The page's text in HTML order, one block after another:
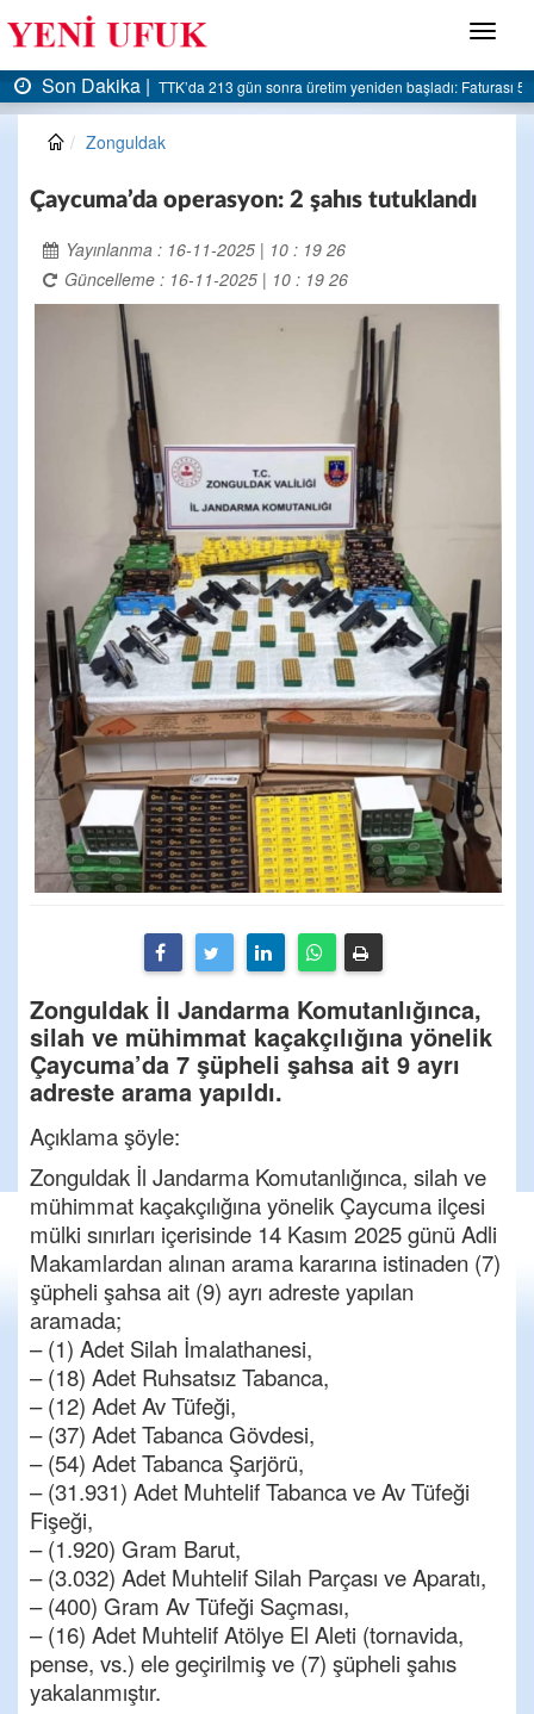
Menü
Son Dakika | AK Parti Ereğli İlçe Başkanlığı’ndan belediyeye sert
Zonguldak
Çaycuma’da operasyon: 2 şahıs tutuklandı
Yayınlanma : 16-11-2025 | 10 : 19 26
Güncelleme : 16-11-2025 | 10 : 19 26
Zonguldak İl Jandarma Komutanlığınca,
silah ve mühimmat kaçakçılığına yönelik
Çaycuma’da 7 şüpheli şahsa ait 9 ayrı
adreste arama yapıldı.
Açıklama şöyle:
Zonguldak İl Jandarma Komutanlığınca, silah ve
mühimmat kaçakçılığına yönelik Çaycuma ilçesi
mülki sınırları içerisinde 14 Kasım 2025 günü Adli
Makamlardan alınan arama kararına istinaden (7)
şüpheli şahsa ait (9) ayrı adreste yapılan
aramada;
– (1) Adet Silah İmalathanesi,
– (18) Adet Ruhsatsız Tabanca,
– (12) Adet Av Tüfeği,
– (37) Adet Tabanca Gövdesi,
– (54) Adet Tabanca Şarjörü,
– (31.931) Adet Muhtelif Tabanca ve Av Tüfeği
Fişeği,
– (1.920) Gram Barut,
– (3.032) Adet Muhtelif Silah Parçası ve Aparatı,
– (400) Gram Av Tüfeği Saçması,
– (16) Adet Muhtelif Atölye El Aleti (tornavida,
pense, vs.) ele geçirilmiş ve (7) şüpheli şahıs
yakalanmıştır.